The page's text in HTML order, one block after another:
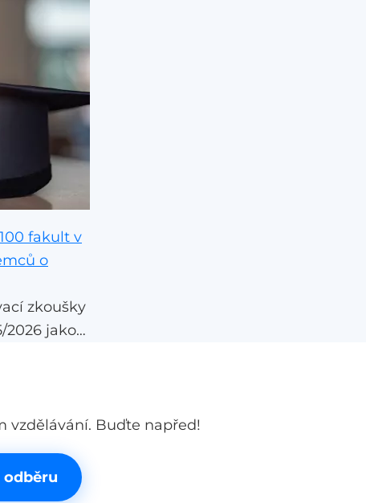
fakult v
o
zkoušky
2026 jako
v
souhrn
vzdělávání. Buďte napřed!
odběru